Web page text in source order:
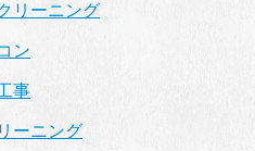
リーニング
ン
事
ーニング